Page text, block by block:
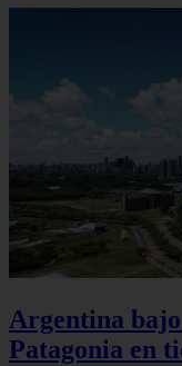
Argentina
Patagonia en